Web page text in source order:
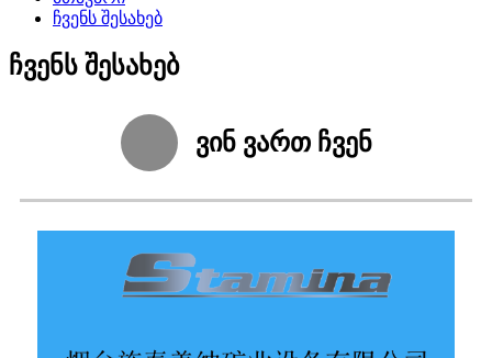
ჩვენს შესახებ
ჩვენს შესახებ
ვინ ვართ ჩვენ